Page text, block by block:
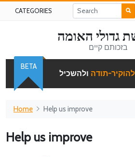
CATEGORIES
גדולי האומה
בזכותם קיים
להוקיר-תודה ולהשכיל
BETA
Home Help us improve
Help us improve